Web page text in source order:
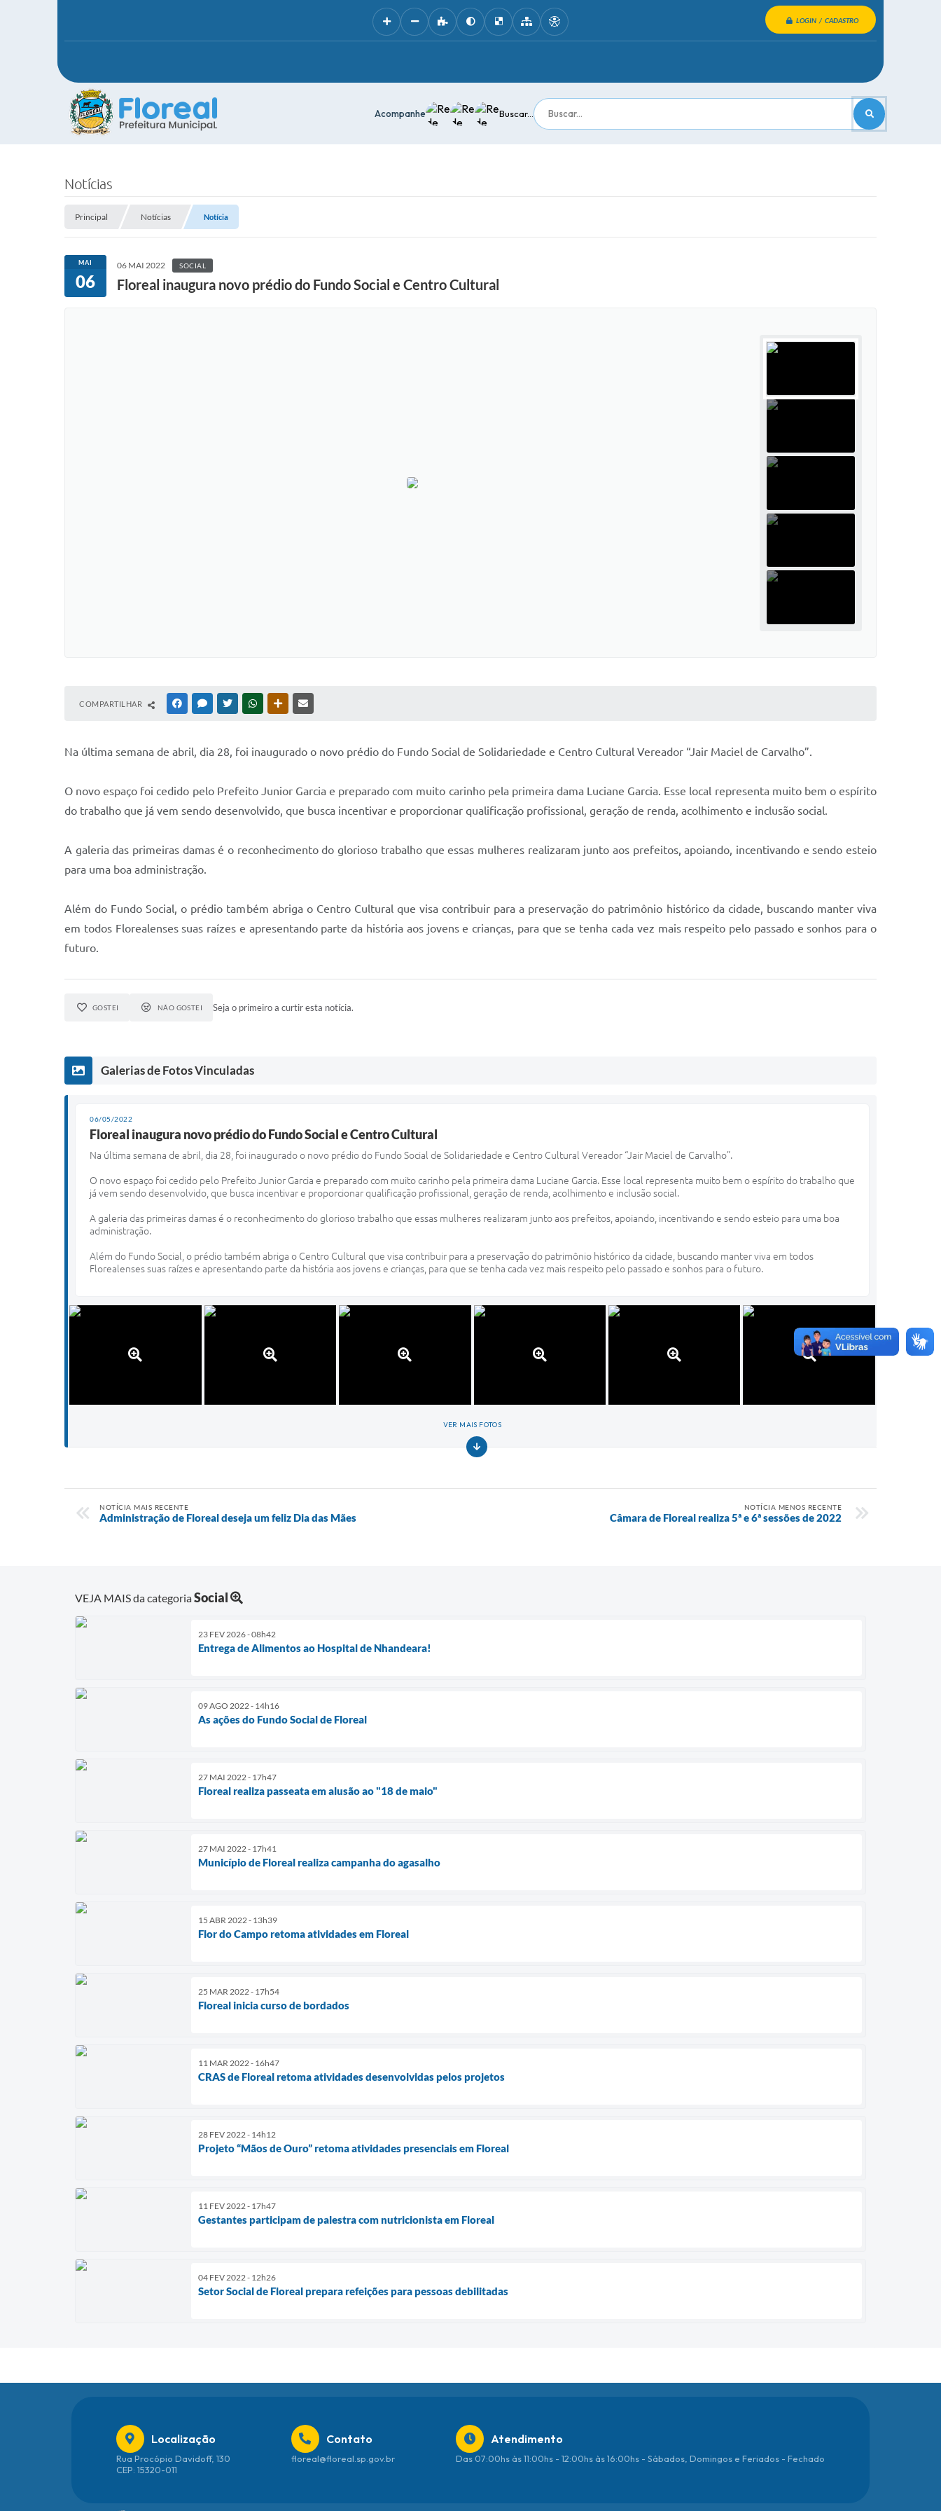
LOGIN / CADASTRO
Buscar...
Acompanhe
Notícias
Principal Notícias Notícia
MAI
06
06 MAI 2022 SOCIAL
Floreal inaugura novo prédio do Fundo Social e Centro Cultural
COMPARTILHAR FACEBOOKMESSENGER
TWITTERWHATSAPPOUTRAS MÍDIAS
Na última semana de abril, dia 28, foi inaugurado o novo prédio do Fundo Social de Solidariedade e Centro Cultural Vereador “Jair Maciel de Carvalho”.
O novo espaço foi cedido pelo Prefeito Junior Garcia e preparado com muito carinho pela primeira dama Luciane Garcia. Esse local representa muito bem o espírito
do trabalho que já vem sendo desenvolvido, que busca incentivar e proporcionar qualificação profissional, geração de renda, acolhimento e inclusão social.
A galeria das primeiras damas é o reconhecimento do glorioso trabalho que essas mulheres realizaram junto aos prefeitos, apoiando, incentivando e sendo esteio
para uma boa administração.
Além do Fundo Social, o prédio também abriga o Centro Cultural que visa contribuir para a preservação do patrimônio histórico da cidade, buscando manter viva
em todos Florealenses suas raízes e apresentando parte da história aos jovens e crianças, para que se tenha cada vez mais respeito pelo passado e sonhos para o
futuro.
GOSTEI NÃO GOSTEI Seja o primeiro a curtir esta notícia.
Galerias de Fotos Vinculadas
06/05/2022
Floreal inaugura novo prédio do Fundo Social e Centro Cultural
Na última semana de abril, dia 28, foi inaugurado o novo prédio do Fundo Social de Solidariedade e Centro Cultural Vereador “Jair Maciel de Carvalho”.
O novo espaço foi cedido pelo Prefeito Junior Garcia e preparado com muito carinho pela primeira dama Luciane Garcia. Esse local representa muito bem o espírito do trabalho que
já vem sendo desenvolvido, que busca incentivar e proporcionar qualificação profissional, geração de renda, acolhimento e inclusão social.
A galeria das primeiras damas é o reconhecimento do glorioso trabalho que essas mulheres realizaram junto aos prefeitos, apoiando, incentivando e sendo esteio para uma boa
administração.
Além do Fundo Social, o prédio também abriga o Centro Cultural que visa contribuir para a preservação do patrimônio histórico da cidade, buscando manter viva em todos
Florealenses suas raízes e apresentando parte da história aos jovens e crianças, para que se tenha cada vez mais respeito pelo passado e sonhos para o futuro.
VER MAIS FOTOS
NOTÍCIA MAIS RECENTE
Administração de Floreal deseja um feliz Dia das Mães
NOTÍCIA MENOS RECENTE
Câmara de Floreal realiza 5ª e 6ª sessões de 2022
VEJA MAIS da categoriaSocial
23 FEV 2026 - 08h42
Entrega de Alimentos ao Hospital de Nhandeara!
09 AGO 2022 - 14h16
As ações do Fundo Social de Floreal
27 MAI 2022 - 17h47
Floreal realiza passeata em alusão ao "18 de maio"
27 MAI 2022 - 17h41
Município de Floreal realiza campanha do agasalho
15 ABR 2022 - 13h39
Flor do Campo retoma atividades em Floreal
25 MAR 2022 - 17h54
Floreal inicia curso de bordados
11 MAR 2022 - 16h47
CRAS de Floreal retoma atividades desenvolvidas pelos projetos
28 FEV 2022 - 14h12
Projeto “Mãos de Ouro” retoma atividades presenciais em Floreal
11 FEV 2022 - 17h47
Gestantes participam de palestra com nutricionista em Floreal
04 FEV 2022 - 12h26
Setor Social de Floreal prepara refeições para pessoas debilitadas
Localização
Rua Procópio Davidoff, 130
CEP: 15320-011
Contato
floreal@floreal.sp.gov.br
Atendimento
Das 07:00hs às 11:00hs - 12:00hs às 16:00hs - Sábados, Domingos e Feriados - Fechado